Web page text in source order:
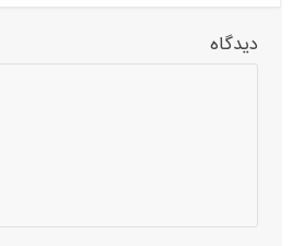
دیدگاه